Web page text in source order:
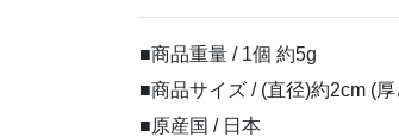
■商品重量 / 1個 約5g
■商品サイズ / (直径)約2cm (
■原産国 / 日本